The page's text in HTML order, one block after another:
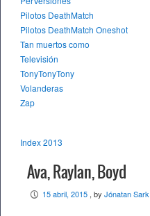
Pilotos DeathMatch
Pilotos DeathMatch Oneshot
Tan muertos como
Televisión
TonyTonyTony
Volanderas
Zap
Index 2013
Ava, Raylan, Boyd
P 15 abril, 2015 , by Jónatan Sark